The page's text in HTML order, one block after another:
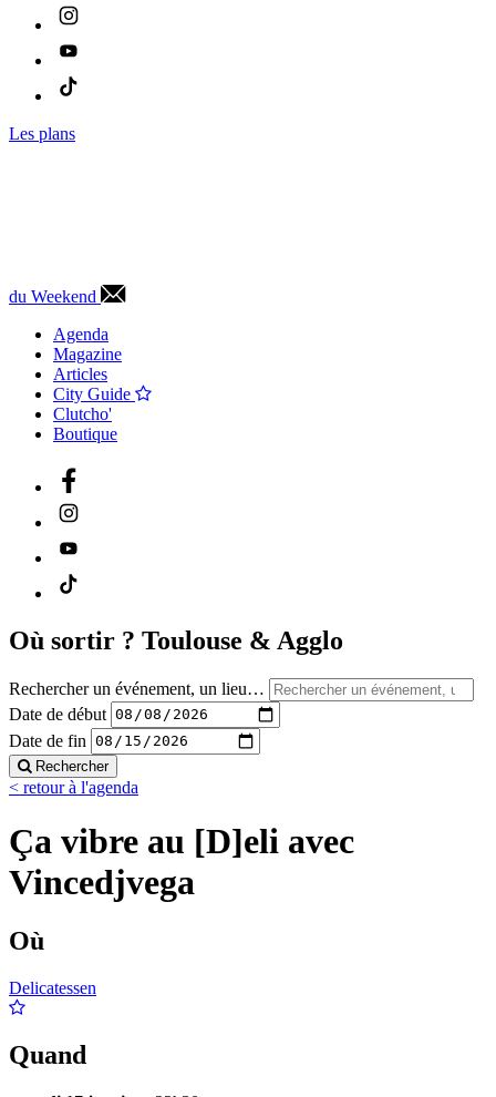
Les plans
du Weekend
Agenda
Magazine
Articles
City Guide
Clutcho'
Boutique
Où sortir ? Toulouse & Agglo
Rechercher un événement, un lieu…
Date de début
Date de fin
Rechercher
< retour à l'agenda
Ça vibre au [D]eli avec
Vincedjvega
Où
Delicatessen
Quand